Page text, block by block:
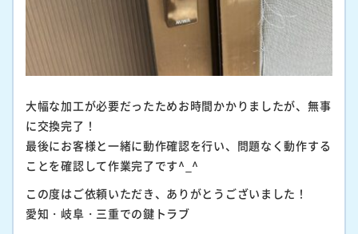
大幅な加工が必要だったためお時間かかりましたが、無事
に交換完了！
最後にお客様と一緒に動作確認を行い、問題なく動作する
ことを確認して作業完了です^_^
この度はご依頼いただき、ありがとうございました！
愛知・岐阜・三重での鍵トラブ